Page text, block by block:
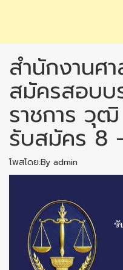
สำนักงานศ
สมัครสอบบ
ราชการ วุ
รับสมัคร 8
โพสโดย:By admin